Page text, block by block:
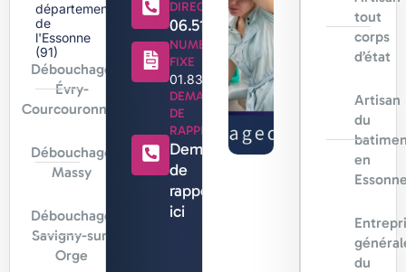
département
de
l'Essonne
(91)
Débouchage
Évry-
Courcouronnes
Débouchage
Massy
Débouchage
Savigny-sur-
Orge
DIRECT
06.51.44.18.71
NUMERO
FIXE
01.83.88.96.96
DEMANDE
DE
RAPPEL
Demande
de
rappel
ici
tout
corps
d’état
Artisan
du
en
du